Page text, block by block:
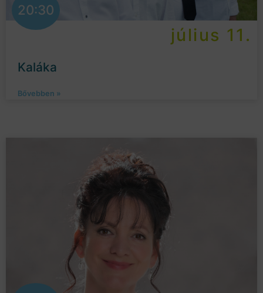
20:30
július 11.
Kaláka
Bővebben »